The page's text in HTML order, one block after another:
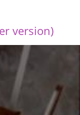
version)